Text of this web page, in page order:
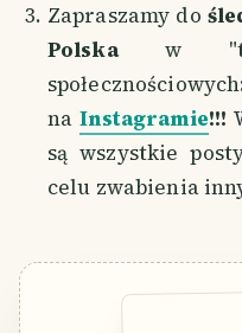
Zapraszamy do
Polskaw
naInstagramie!!!
są wszystkie
celu zwabienia